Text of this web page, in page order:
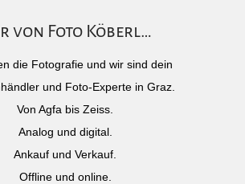
von Foto Köberl…
die Fotografie und wir sind dein
und Foto-Experte in Graz.
Von Agfa bis Zeiss.
Analog und digital.
Ankauf und Verkauf.
Offline und online.